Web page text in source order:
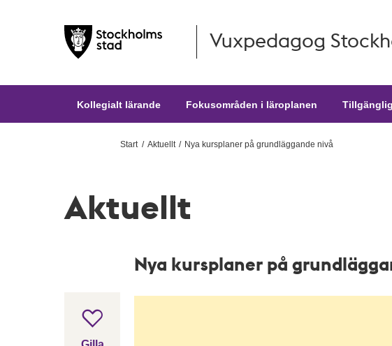
Hoppa till huvudinnehållet Vuxpedagog
Kollegialt lärande Fokusområden i läroplanen
Start Aktuellt Nya kursplaner på grundläggande nivå
Aktuellt
Nya kursplaner på